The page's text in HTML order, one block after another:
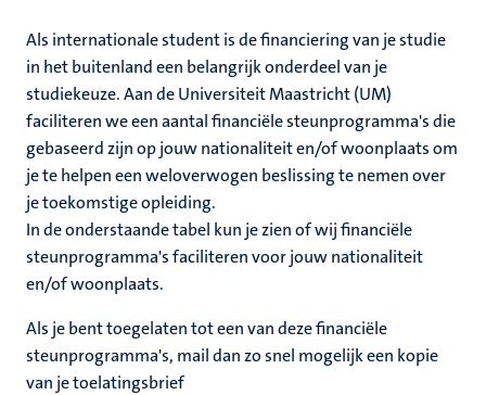
Als internationale student is de financiering van je studie
in het buitenland een belangrijk onderdeel van je
studiekeuze. Aan de Universiteit Maastricht (UM)
faciliteren we een aantal financiële steunprogramma's die
gebaseerd zijn op jouw nationaliteit en/of woonplaats om
je te helpen een weloverwogen beslissing te nemen over
je toekomstige opleiding.
In de onderstaande tabel kun je zien of wij financiële
steunprogramma's faciliteren voor jouw nationaliteit
en/of woonplaats.
Als je bent toegelaten tot een van deze financiële
steunprogramma's, mail dan zo snel mogelijk een kopie
van je toelatingsbrief